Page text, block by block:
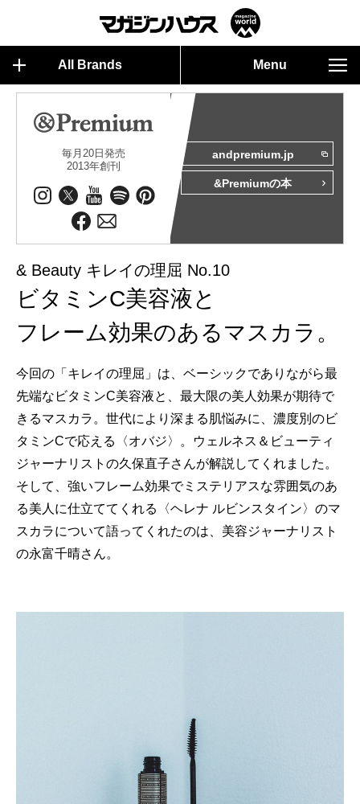
All Brands Menu
毎月20日発売
2013年創刊
andpremium.jp
&Premiumの本
& Beauty キレイの理屈 No.10
ビタミンC美容液と
フレーム効果のあるマスカラ。
今回の「キレイの理屈」は、ベーシックでありながら最
先端なビタミンC美容液と、最大限の美人効果が期待で
きるマスカラ。世代により深まる肌悩みに、濃度別のビ
タミンCで応える〈オバジ〉。ウェルネス＆ビューティ
ジャーナリストの久保直子さんが解説してくれました。
そして、強いフレーム効果でミステリアスな雰囲気のあ
る美人に仕立ててくれる〈ヘレナ ルビンスタイン〉のマ
スカラについて語ってくれたのは、美容ジャーナリスト
の永富千晴さん。